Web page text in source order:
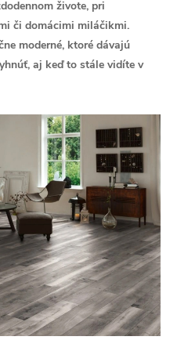
živote, pri
či domácimi miláčikmi.
moderné, ktoré dávajú
aj keď to stále vidíte v